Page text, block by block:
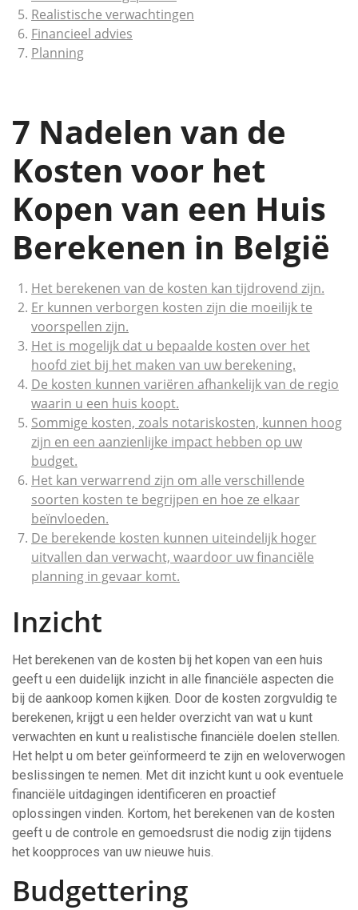
Realistische verwachtingen
Financieel advies
Planning
7 Nadelen van de
Kosten voor het
Kopen van een Huis
Berekenen in België
Het berekenen van de kosten kan tijdrovend zijn.
Er kunnen verborgen kosten zijn die moeilijk te
voorspellen zijn.
Het is mogelijk dat u bepaalde kosten over het
hoofd ziet bij het maken van uw berekening.
De kosten kunnen variëren afhankelijk van de regio
waarin u een huis koopt.
Sommige kosten, zoals notariskosten, kunnen hoog
zijn en een aanzienlijke impact hebben op uw
budget.
Het kan verwarrend zijn om alle verschillende
soorten kosten te begrijpen en hoe ze elkaar
beïnvloeden.
De berekende kosten kunnen uiteindelijk hoger
uitvallen dan verwacht, waardoor uw financiële
planning in gevaar komt.
Inzicht
Het berekenen van de kosten bij het kopen van een huis
geeft u een duidelijk inzicht in alle financiële aspecten die
bij de aankoop komen kijken. Door de kosten zorgvuldig te
berekenen, krijgt u een helder overzicht van wat u kunt
verwachten en kunt u realistische financiële doelen stellen.
Het helpt u om beter geïnformeerd te zijn en weloverwogen
beslissingen te nemen. Met dit inzicht kunt u ook eventuele
financiële uitdagingen identificeren en proactief
oplossingen vinden. Kortom, het berekenen van de kosten
geeft u de controle en gemoedsrust die nodig zijn tijdens
het koopproces van uw nieuwe huis.
Budgettering